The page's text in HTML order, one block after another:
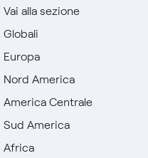
Vai alla sezione
Globali
Europa
Nord America
America Centrale
Sud America
Africa